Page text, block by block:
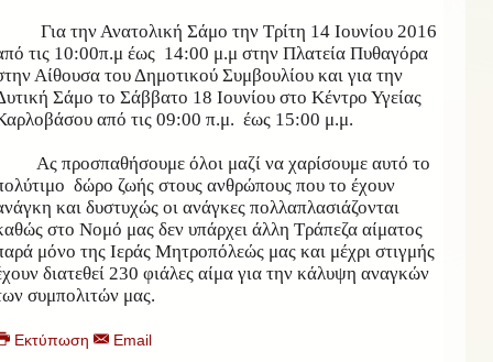
Για την Ανατολική Σάμο την Τρίτη 14 Ιουνίου 2016
τις 10:00π.μ έως 14:00 μ.μ στην Πλατεία Πυθαγόρα
Αίθουσα του Δημοτικού Συμβουλίου και για την
Σάμο το Σάββατο 18 Ιουνίου στο Κέντρο Υγείας
από τις 09:00 π.μ. έως 15:00 μ.μ.
Ας προσπαθήσουμε όλοι μαζί να χαρίσουμε αυτό το
δώρο ζωής στους ανθρώπους που το έχουν
και δυστυχώς οι ανάγκες πολλαπλασιάζονται
στο Νομό μας δεν υπάρχει άλλη Τράπεζα αίματος
μόνο της Ιεράς Μητροπόλεώς μας και μέχρι στιγμής
διατεθεί 230 φιάλες αίμα για την κάλυψη αναγκών
συμπολιτών μας.
Εκτύπωση Email